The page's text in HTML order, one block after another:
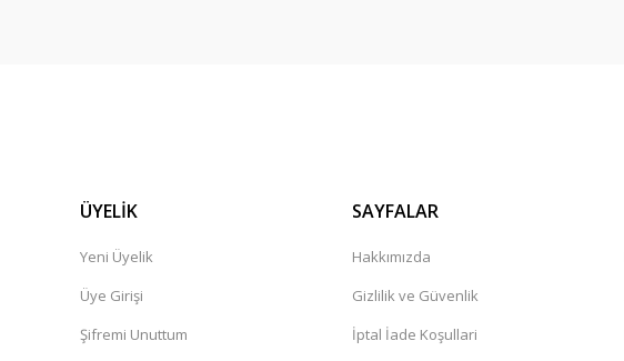
ÜYELİK
Yeni Üyelik
Üye Girişi
Şifremi Unuttum
SAYFALAR
Hakkımızda
Gizlilik ve Güvenlik
İptal İade Koşullari